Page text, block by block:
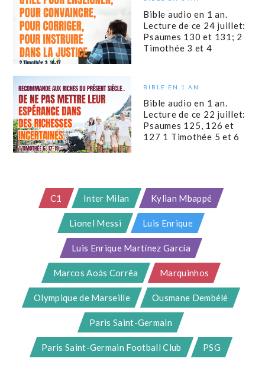
Bible audio en 1 an.
Lecture de ce 24 juillet:
Psaumes 130 et 131; 2
Timothée 3 et 4
BIBLE EN 1 AN
Bible audio en 1 an.
Lecture de ce 22 juillet:
Psaumes 125, 126 et
127 1 Timothée 5 et 6
C1 Inter Milan Kylian Mbappé
Lionel Messi Luis Enrique
Luis Enrique Martínez García
Marcos Aoás Corrêa Marquinhos
Olympique de Marseille Ousmane Dembélé
Paris Saint-Germain
Paris Saint-Germain Football Club PSG